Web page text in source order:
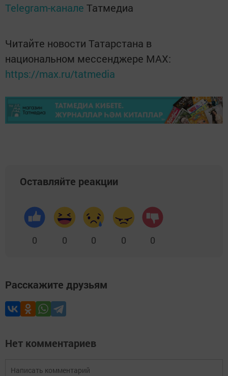
Telegram-канале Татмедиа
Читайте новости Татарстана в
национальном мессенджере MАХ:
https://max.ru/tatmedia
Оставляйте реакции
0 0 0 0 0
Расскажите друзьям
Нет комментариев